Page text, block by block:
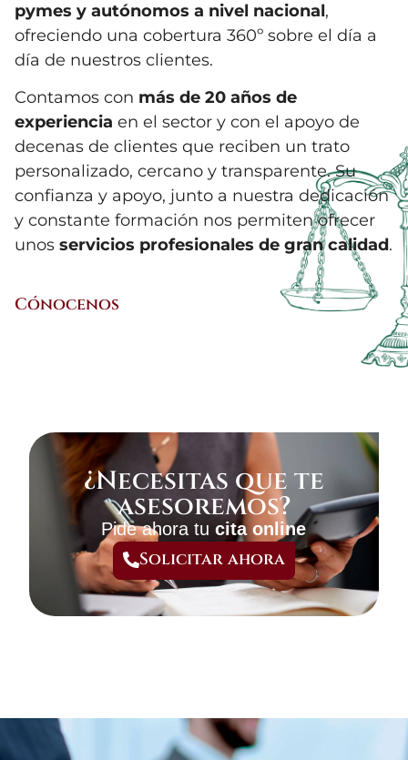
pymes y autónomos a nivel nacional,
ofreciendo una cobertura 360º sobre el día a
día de nuestros clientes.
Contamos con más de 20 años de
experiencia en el sector y con el apoyo de
decenas de clientes que reciben un trato
personalizado, cercano y transparente. Su
confianza y apoyo, junto a nuestra dedicación
y constante formación nos permiten ofrecer
unos servicios profesionales de gran calidad.
Cónocenos
¿Necesitas que te
asesoremos?
Pide ahora tu cita online
Solicitar ahora